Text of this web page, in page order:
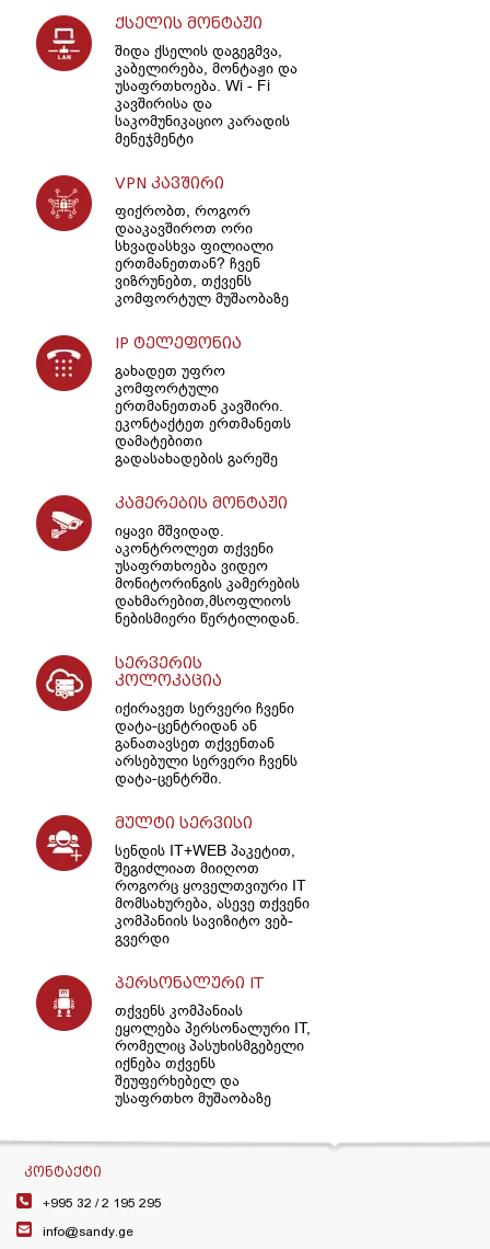
ქსელის მონტაჟი
შიდა ქსელის დაგეგმვა,
კაბელირება, მონტაჟი და
უსაფრთხოება. Wi - Fi
კავშირისა და
საკომუნიკაციო კარადის
მენეჯმენტი
VPN კავშირი
ფიქრობთ, როგორ
დააკავშიროთ ორი
სხვადასხვა ფილიალი
ერთმანეთთან? ჩვენ
ვიზრუნებთ, თქვენს
კომფორტულ მუშაობაზე
IP ტელეფონია
გახადეთ უფრო
კომფორტული
ერთმანეთთან კავშირი.
ეკონტაქტეთ ერთმანეთს
დამატებითი
გადასახადების გარეშე
კამერების მონტაჟი
იყავი მშვიდად.
აკონტროლეთ თქვენი
უსაფრთხოება ვიდეო
მონიტორინგის კამერების
დახმარებით,მსოფლიოს
ნებისმიერი წერტილიდან.
სერვერის
კოლოკაცია
იქირავეთ სერვერი ჩვენი
დატა-ცენტრიდან ან
განათავსეთ თქვენთან
არსებული სერვერი ჩვენს
დატა-ცენტრში.
მულტი სერვისი
სენდის IT+WEB პაკეტით,
შეგიძლიათ მიიღოთ
როგორც ყოველთვიური IT
მომსახურება, ასევე თქვენი
კომპანიის სავიზიტო ვებ-
გვერდი
პერსონალური IT
თქვენს კომპანიას
ეყოლება პერსონალური IT,
რომელიც პასუხისმგებელი
იქნება თქვენს
შეუფერხებელ და
უსაფრთხო მუშაობაზე
ᲙᲝᲜᲢᲐᲥᲢᲘ
+995 32 /2 195 295
info@sandy.ge